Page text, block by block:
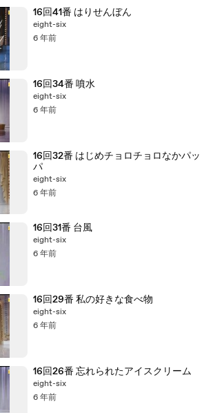
16回41番 はりせんぼん
eight-six
6 年前
16回34番 噴水
eight-six
6 年前
16回32番 はじめチョロチョロなかパッ
パ
eight-six
6 年前
16回31番 台風
eight-six
6 年前
16回29番 私の好きな食べ物
eight-six
6 年前
16回26番 忘れられたアイスクリーム
eight-six
6 年前